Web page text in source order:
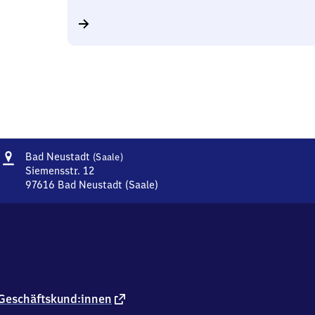
Adresse
Bad Neustadt (Saale)Ba​
Neustadt
Siemensstr. 12
97616 Bad Neustadt (Saale)
7
externer